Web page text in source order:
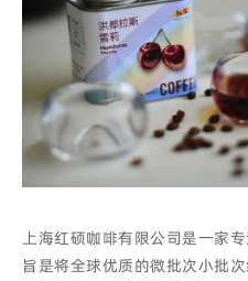
上海红硕咖啡有限公司是一家
旨是将全球优质的微批次小批